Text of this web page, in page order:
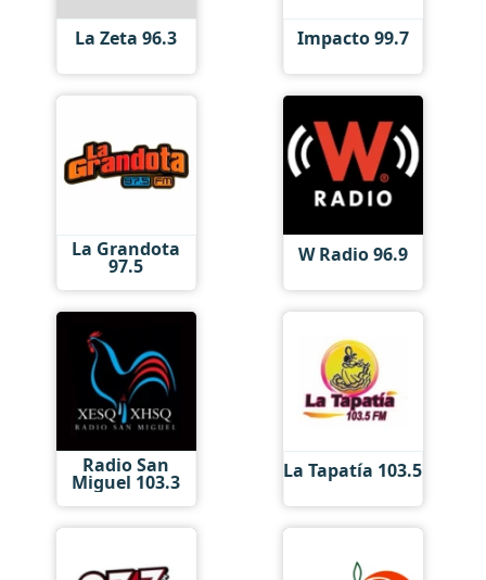
La Zeta 96.3 Impacto 99.7
La Grandota
97.5 W Radio 96.9
Radio San
Miguel 103.3 La Tapatía 103.5